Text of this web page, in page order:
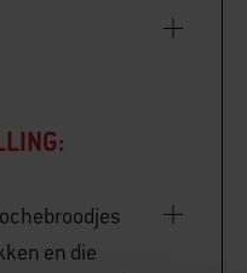
en die